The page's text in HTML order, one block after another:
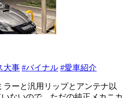
大事 #バイナル #愛車紹介
ーと汎用リップとアンテナ以